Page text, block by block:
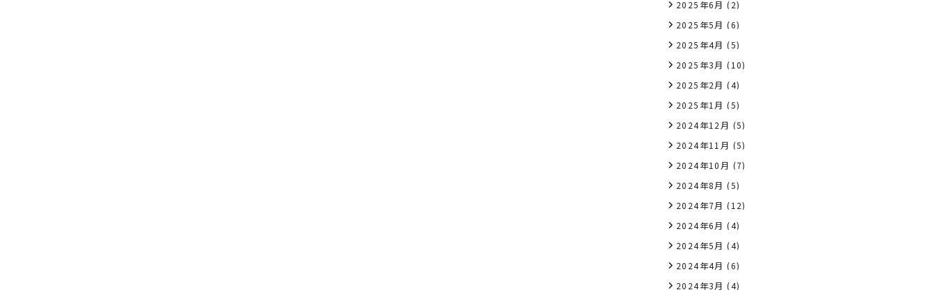
2025年6月 (2)
2025年5月 (6)
2025年4月 (5)
2025年3月 (10)
2025年2月 (4)
2025年1月 (5)
2024年12月 (5)
2024年11月 (5)
2024年10月 (7)
2024年8月 (5)
2024年7月 (12)
2024年6月 (4)
2024年5月 (4)
2024年4月 (6)
2024年3月 (4)